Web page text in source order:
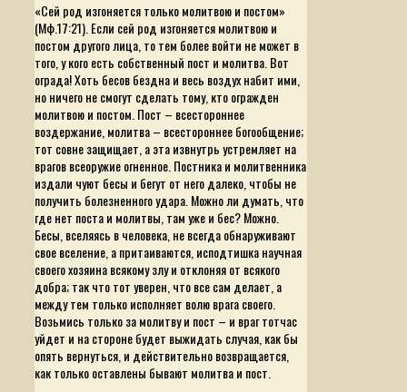
«Сей род изгоняется только молитвою и постом»
(Мф.17:21). Если сей род изгоняется молитвою и
постом другого лица, то тем более войти не может в
того, у кого есть собственный пост и молитва. Вот
ограда! Хоть бесов бездна и весь воздух набит ими,
но ничего не смогут сделать тому, кто огражден
молитвою и постом. Пост – всестороннее
воздержание, молитва – всестороннее богообщение;
тот совне защищает, а эта извнутрь устремляет на
врагов всеоружие огненное. Постника и молитвенника
издали чуют бесы и бегут от него далеко, чтобы не
получить болезненного удара. Можно ли думать, что
где нет поста и молитвы, там уже и бес? Можно.
Бесы, вселяясь в человека, не всегда обнаруживают
свое вселение, а притаиваются, исподтишка научная
своего хозяина всякому злу и отклоняя от всякого
добра; так что тот уверен, что все сам делает, а
между тем только исполняет волю врага своего.
Возьмись только за молитву и пост – и враг тотчас
уйдет и на стороне будет выжидать случая, как бы
опять вернуться, и действительно возвращается,
как только оставлены бывают молитва и пост.